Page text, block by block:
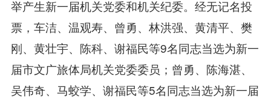
举产生新一届机关党委和机关纪委。经无记名投
票，车洁、温观寿、曾勇、林洪强、黄清平、樊
刚、黄壮宇、陈科、谢福民等9名同志当选为新一
届市文广旅体局机关党委委员；曾勇、陈海湛、
吴伟奇、马蛟学、谢福民等5名同志当选为新一届